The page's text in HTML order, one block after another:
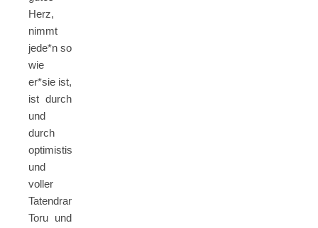
Herz,
nimmt
jede*n so
wie
er*sie ist,
ist durch
und
durch
optimistisch
und
voller
Tatendrang.
Toru und